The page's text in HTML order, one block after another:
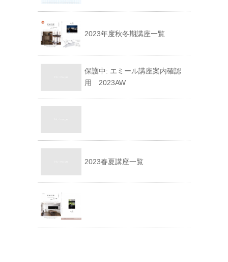
2023年度秋冬期講座一覧
保護中: エミール講座案内確認
用 2023AW
2023春夏講座一覧